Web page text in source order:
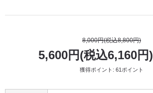
8,000円(税込8,800円)
5,600円(税込6,160円)
獲得ポイント: 61ポイント